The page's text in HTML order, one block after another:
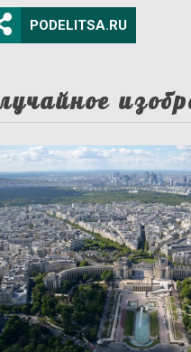
PODELITSA.RU